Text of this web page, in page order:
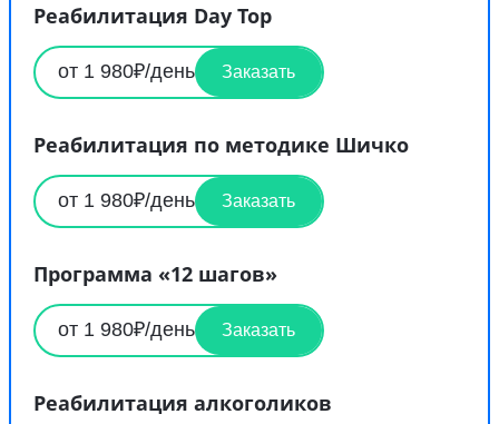
Реабилитация Day Top
от 1 980₽/день Заказать
Реабилитация по методике Шичко
от 1 980₽/день Заказать
Программа «12 шагов»
от 1 980₽/день Заказать
Реабилитация алкоголиков